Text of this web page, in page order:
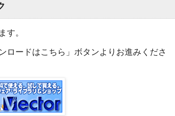
す。
ロードはこちら」ボタンよりお進みくださ